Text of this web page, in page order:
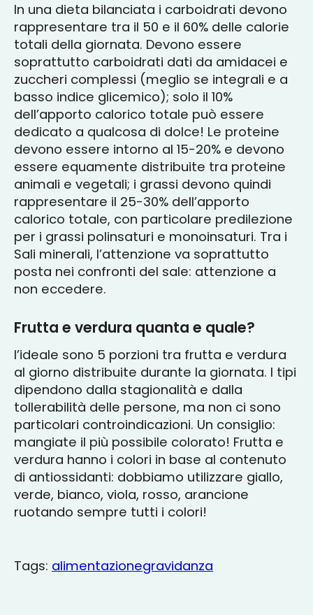
In una dieta bilanciata i carboidrati devono
rappresentare tra il 50 e il 60% delle calorie
totali della giornata. Devono essere
soprattutto carboidrati dati da amidacei e
zuccheri complessi (meglio se integrali e a
basso indice glicemico); solo il 10%
dell’apporto calorico totale può essere
dedicato a qualcosa di dolce! Le proteine
devono essere intorno al 15-20% e devono
essere equamente distribuite tra proteine
animali e vegetali; i grassi devono quindi
rappresentare il 25-30% dell’apporto
calorico totale, con particolare predilezione
per i grassi polinsaturi e monoinsaturi. Tra i
Sali minerali, l’attenzione va soprattutto
posta nei confronti del sale: attenzione a
non eccedere.
Frutta e verdura quanta e quale?
l’ideale sono 5 porzioni tra frutta e verdura
al giorno distribuite durante la giornata. I tipi
dipendono dalla stagionalità e dalla
tollerabilità delle persone, ma non ci sono
particolari controindicazioni. Un consiglio:
mangiate il più possibile colorato! Frutta e
verdura hanno i colori in base al contenuto
di antiossidanti: dobbiamo utilizzare giallo,
verde, bianco, viola, rosso, arancione
ruotando sempre tutti i colori!
Tags: alimentazionegravidanza